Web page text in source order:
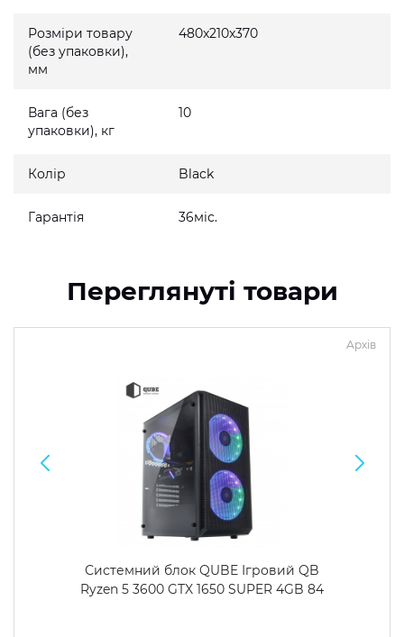
Розміри товару
(без упаковки),
мм
480x210x370
Вага (без
упаковки), кг
10
Колір Black
Гарантія 36міс.
Переглянуті товари
Архів
Системний блок QUBE Ігровий QB
Ryzen 5 3600 GTX 1650 SUPER 4GB 84